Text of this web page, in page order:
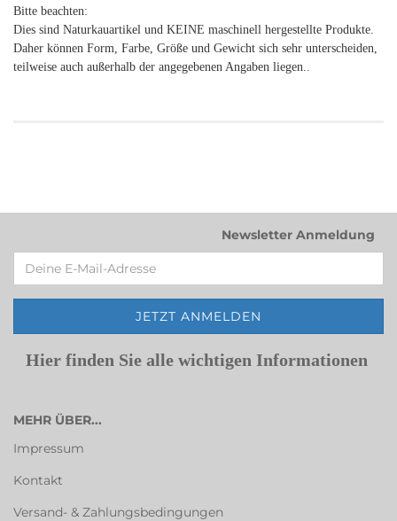
Bitte beachten:
Dies sind Naturkauartikel und KEINE maschinell hergestellte Produkte.
Daher können Form, Farbe, Größe und Gewicht sich sehr unterscheiden,
teilweise auch außerhalb der angegebenen Angaben liegen..
Newsletter Anmeldung
Hier finden Sie alle wichtigen Informationen
MEHR ÜBER...
Impressum
Kontakt
Versand- & Zahlungsbedingungen